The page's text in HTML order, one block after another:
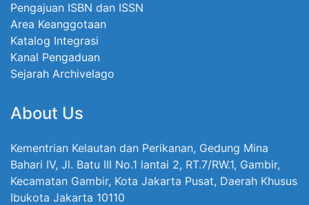
Pengajuan ISBN dan ISSN
Area Keanggotaan
Katalog Integrasi
Kanal Pengaduan
Sejarah Archivelago
About Us
Kementrian Kelautan dan Perikanan, Gedung Mina
Bahari IV, Jl. Batu III No.1 lantai 2, RT.7/RW.1, Gambir,
Kecamatan Gambir, Kota Jakarta Pusat, Daerah Khusus
Ibukota Jakarta 10110